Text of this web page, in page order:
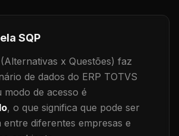
SQP
(Alternativas x Questões) faz
de dados do ERP TOTVS
modo de acesso é
, o que significa que pode ser
entre diferentes empresas e